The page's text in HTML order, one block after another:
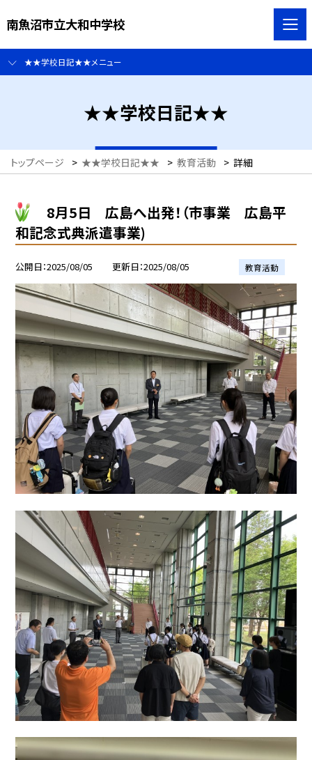
南魚沼市立大和中学校
★★学校日記★★メニュー
★★学校日記★★
トップページ > ★★学校日記★★ > 教育活動 > 詳細
8月5日 広島へ出発！（市事業 広島平
和記念式典派遣事業)
公開日 2025/08/05 更新日 2025/08/05 教育活動